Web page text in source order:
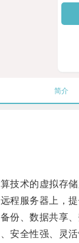
简介
术的虚拟存储
服务器上，提
、数据共享、
全性强、灵活